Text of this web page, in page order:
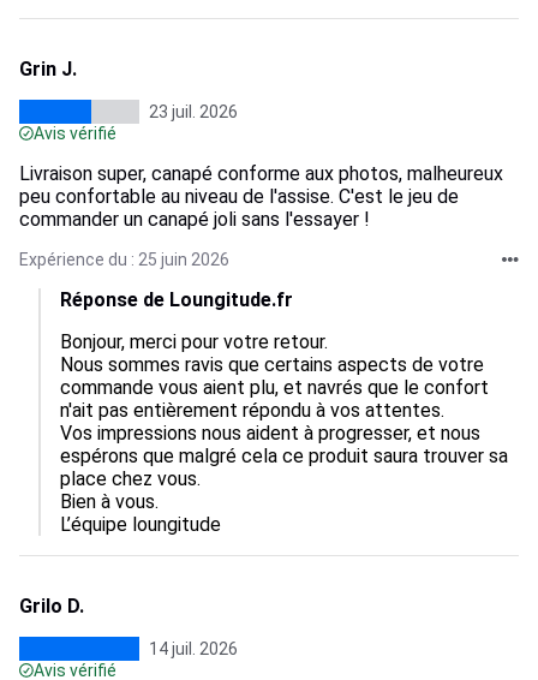
Grin J.
23 juil. 2026
Avis vérifié
Livraison super, canapé conforme aux photos, malheureux
peu confortable au niveau de l'assise. C'est le jeu de
commander un canapé joli sans l'essayer !
Expérience du : 25 juin 2026
Réponse de Loungitude.fr
Bonjour, merci pour votre retour.
Nous sommes ravis que certains aspects de votre
commande vous aient plu, et navrés que le confort
n'ait pas entièrement répondu à vos attentes.
Vos impressions nous aident à progresser, et nous
espérons que malgré cela ce produit saura trouver sa
place chez vous.
Bien à vous.
L’équipe loungitude
Grilo D.
14 juil. 2026
Avis vérifié